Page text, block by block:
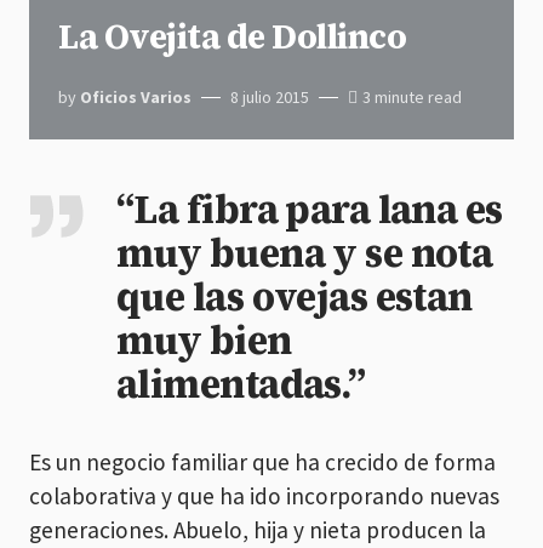
La Ovejita de Dollinco
by Oficios Varios 8 julio 2015 3 minute read
“La fibra para lana es
muy buena y se nota
que las ovejas estan
muy bien
alimentadas.”
Es un negocio familiar que ha crecido de forma
colaborativa y que ha ido incorporando nuevas
generaciones. Abuelo, hija y nieta producen la